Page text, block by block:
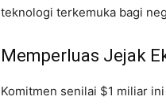
teknologi terkemuka bagi
Memperluas Jejak
Komitmen senilai $1 miliar